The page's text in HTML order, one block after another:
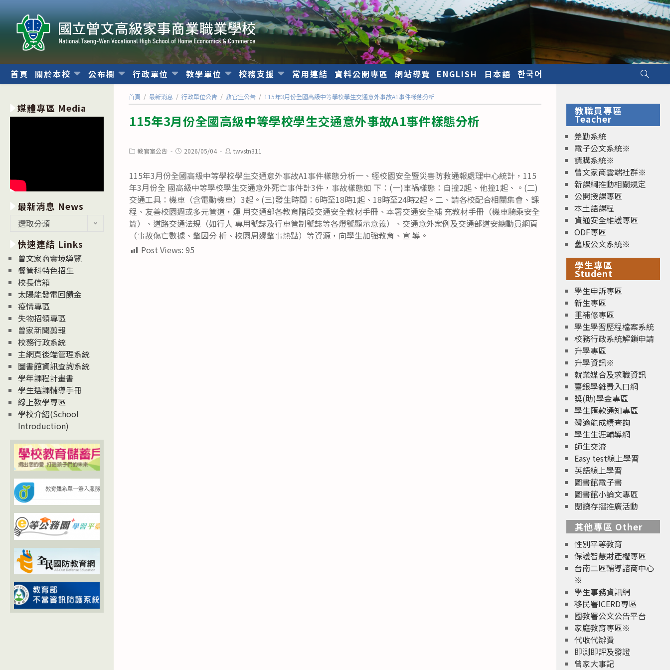
轉
內
首頁 關於本校 公布欄 行政單位 教學單位 校務支援 常用連結 資料公開專區 網站導覽 ENGLISH 日本語 한국어
首頁 / 最新消息 / 行政單位公告 / 教官室公告 / 115年3月份全國高級中等學校學生交通意外事故A1事件樣態分析
115年3月份全國高級中等學校學生交通意外事故A1事件樣態分析
Post教官室公告
Post2026/05/04
Posttwvstn311
115年3月份全國高級中等學校學生交通意外事故A1事件樣態分析一、經校園安全暨災害防救通報處理中心統計，115
年3月份全 國高級中等學校學生交通意外死亡事件計3件，事故樣態如 下：(一)車禍樣態：自撞2起、他撞1起、。(二)
交通工具：機車（含電動機車）3起。(三)發生時間：6時至18時1起、18時至24時2起。二、請各校配合相關集會、課
程、友善校園週或多元管道，運 用交通部各教育階段交通安全教材手冊、本署交通安全補 充教材手冊（機車騎乘安全
篇）、道路交通法規（如行人 專用號誌及行車管制號誌等各燈號顯示意義）、交通意外案例及交通部道安總動員網頁
（事故傷亡數據、肇因分 析、校園周邊肇事熱點）等資源，向學生加強教育、宣 導。
Post Views: 95
媒體專區 Media
最新消息 News
消
息
News
選取分類
快速連結 Links
曾文家商實境導覽
餐管科特色招生
校長信箱
太陽能發電回饋金
疫情專區
失物招領專區
曾家新聞剪報
校務行政系統
主網頁後端管理系統
圖書館資訊查詢系統
學年課程計畫書
學生選課輔導手冊
線上教學專區
學校介紹(School
Introduction)
教職員專區
Teacher
差勤系統
電子公文系統※
請購系統※
曾文家商雲端社群※
新課綱推動相關規定
公開授課專區
本土語課程
資通安全維護專區
ODF專區
舊版公文系統※
學生專區
Student
學生申訴專區
新生專區
重補修專區
學生學習歷程檔案系統
校務行政系統解鎖申請
升學專區
升學資訊※
就業媒合及求職資訊
臺銀學雜費入口網
獎(助)學金專區
學生匯款通知專區
體適能成績查詢
學生生涯輔導網
師生交流
Easy test線上學習
英語線上學習
圖書館電子書
圖書館小論文專區
閱讀存摺推廣活動
其他專區 Other
性別平等教育
保護智慧財產權專區
台南二區輔導諮商中心
※
學生事務資訊網
移民署ICERD專區
國教署公文公告平台
家庭教育專區※
代收代辦費
即測即評及發證
曾家大事記